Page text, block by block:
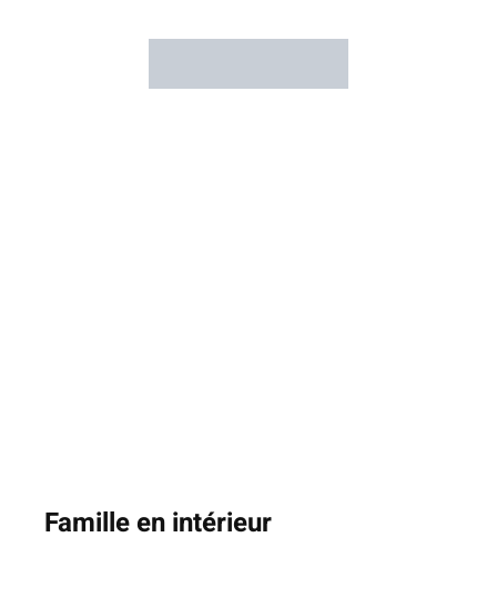
Famille en intérieur